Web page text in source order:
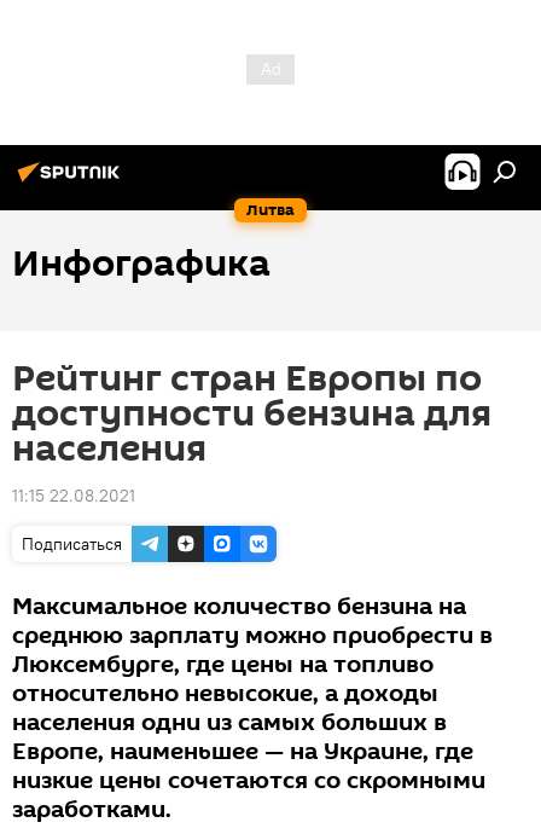
Литва
Инфографика
Рейтинг стран Европы по
доступности бензина для
населения
11:15 22.08.2021
Подписаться
Максимальное количество бензина на
среднюю зарплату можно приобрести в
Люксембурге, где цены на топливо
относительно невысокие, а доходы
населения одни из самых больших в
Европе, наименьшее — на Украине, где
низкие цены сочетаются со скромными
заработками.